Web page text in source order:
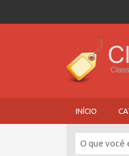
INÍCIO